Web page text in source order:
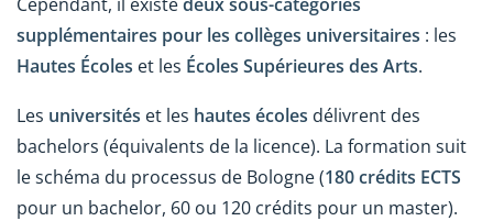
supplémentaires pour les collèges universitaires : les
Hautes Écoles et les Écoles Supérieures des Arts.
Les universités et les hautes écoles délivrent des
bachelors (équivalents de la licence). La formation suit
le schéma du processus de Bologne (180 crédits ECTS
pour un bachelor, 60 ou 120 crédits pour un master).